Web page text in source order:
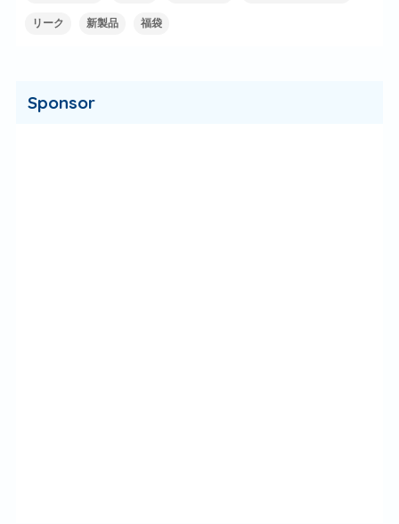
リーク 新製品 福袋
Sponsor